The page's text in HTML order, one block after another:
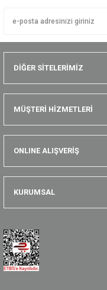
DİĞER SİTELERİMİZ
MÜŞTERİ HİZMETLERİ
ONLINE ALIŞVERİŞ
KURUMSAL